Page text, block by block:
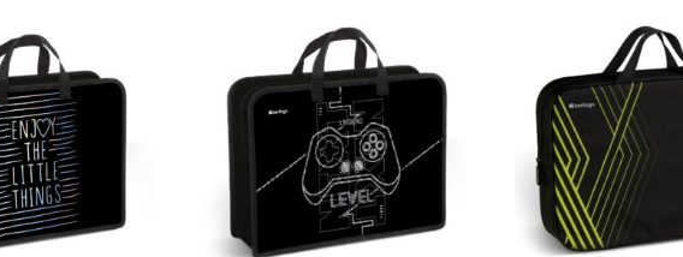
Добавить
в список
желаний
Добавить
в список